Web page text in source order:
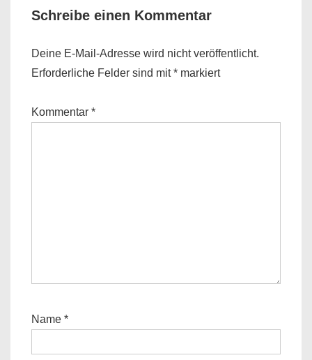
Schreibe einen Kommentar
Deine E-Mail-Adresse wird nicht veröffentlicht.
Erforderliche Felder sind mit* markiert
Kommentar *
Name *